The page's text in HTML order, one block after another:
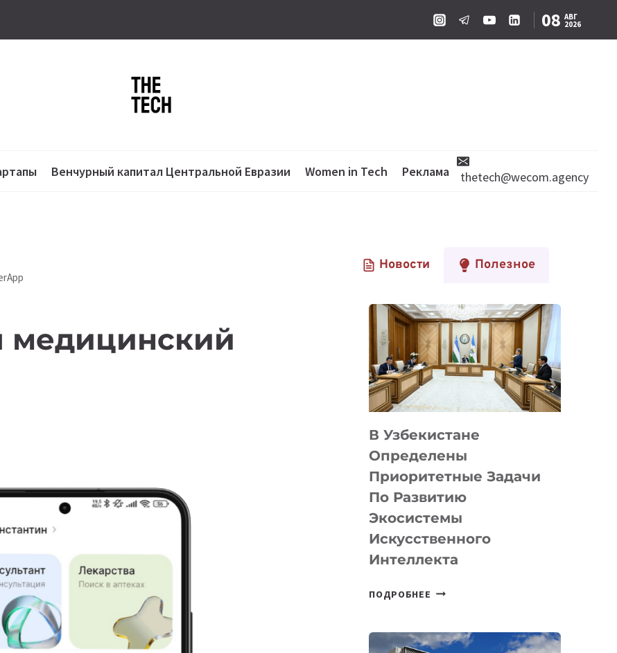
08 АВГ
2026
Венчурный капитал Центральной Евразии Women in Tech Реклама thetech@wecom.agency
медицинский
Новости Полезное
В Узбекистане
Определены
Приоритетные Задачи
По Развитию
Экосистемы
Искусственного
Интеллекта
ПОДРОБНЕЕ В
ПРИОРИТЕТНЫЕ